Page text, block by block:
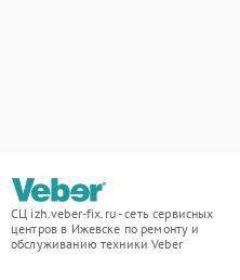
СЦ izh.veber-fix.ru - сеть сервисных
центров в Ижевске по ремонту и
обслуживанию техники Veber